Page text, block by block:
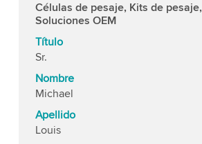
Células de pesaje, Kits de pesaje,
Soluciones OEM
Título
Sr.
Nombre
Michael
Apellido
Louis